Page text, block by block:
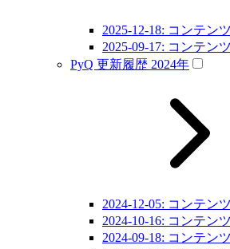
2025-12-18: コンテン
2025-09-17: コンテン
PyQ 更新履歴 2024年
2024-12-05: コンテン
2024-10-16: コンテン
2024-09-18: コンテン